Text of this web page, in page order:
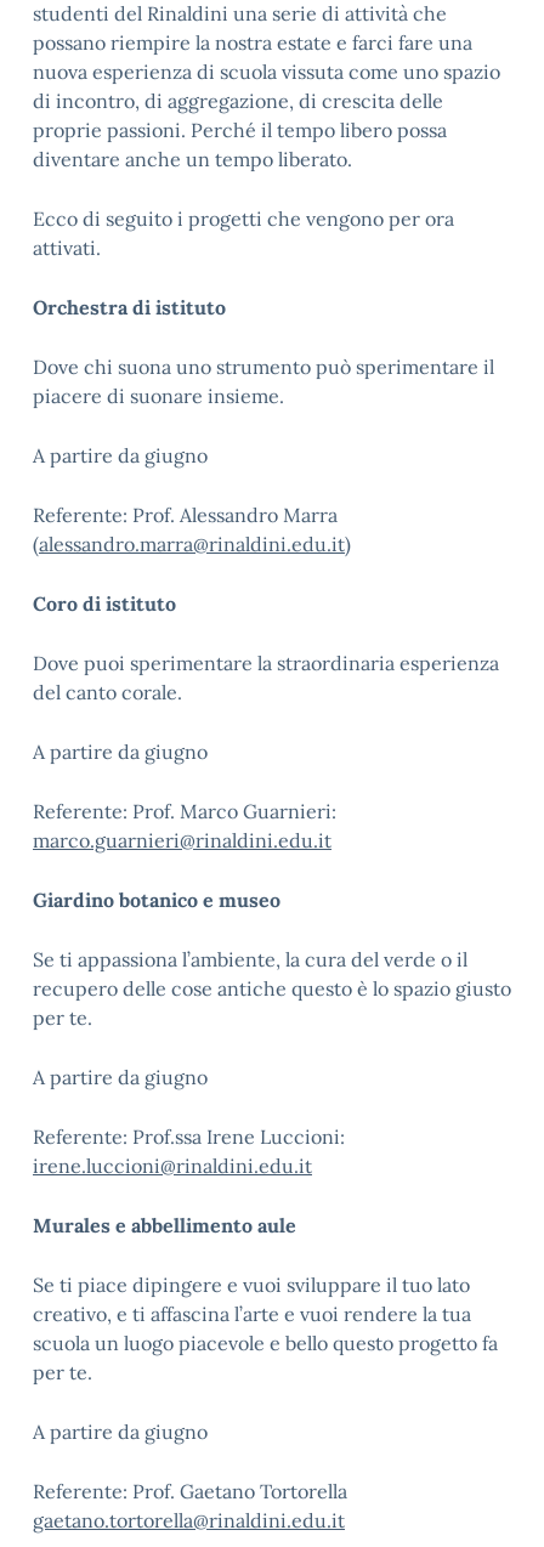
studenti del Rinaldini una serie di attività che
possano riempire la nostra estate e farci fare una
nuova esperienza di scuola vissuta come uno spazio
di incontro, di aggregazione, di crescita delle
proprie passioni. Perché il tempo libero possa
diventare anche un tempo liberato.
Ecco di seguito i progetti che vengono per ora
attivati.
Orchestra di istituto
Dove chi suona uno strumento può sperimentare il
piacere di suonare insieme.
A partire da giugno
Referente: Prof. Alessandro Marra
(alessandro.marra@rinaldini.edu.it)
Coro di istituto
Dove puoi sperimentare la straordinaria esperienza
del canto corale.
A partire da giugno
Referente: Prof. Marco Guarnieri:
marco.guarnieri@rinaldini.edu.it
Giardino botanico e museo
Se ti appassiona l’ambiente, la cura del verde o il
recupero delle cose antiche questo è lo spazio giusto
per te.
A partire da giugno
Referente: Prof.ssa Irene Luccioni:
irene.luccioni@rinaldini.edu.it
Murales e abbellimento aule
Se ti piace dipingere e vuoi sviluppare il tuo lato
creativo, e ti affascina l’arte e vuoi rendere la tua
scuola un luogo piacevole e bello questo progetto fa
per te.
A partire da giugno
Referente: Prof. Gaetano Tortorella
gaetano.tortorella@rinaldini.edu.it